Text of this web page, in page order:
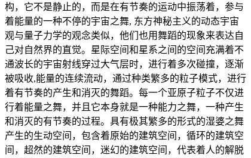
构，它不是静止的，而是在有节奏的运动中振荡着，参与
着能量的一种不停的宇宙之舞, 东方神秘主义的动态宇宙
观与量子力学的观念类似，他们也用舞蹈的现象来表达自
己对自然界的直觉。星际空间和星系之间的空间充满着不
通波长的宇宙射线穿过大气层时，进行着多次碰撞，逐渐
被吸收,能量的连续流动，通过种类繁多的粒子模式，进行
着有节奏的产生和消灭的舞蹈。每一个亚原子粒子不仅进
行着能量之舞，并且它本身就是一种能力之舞，一种产生
和消灭的有节奏的过程。具有极其繁多的形式的湿婆之舞
产生的生动空间，包含着原始的建筑空间，循环的建筑空
间，超然的建筑空间，迷幻的建筑空间，代表着人的解脱